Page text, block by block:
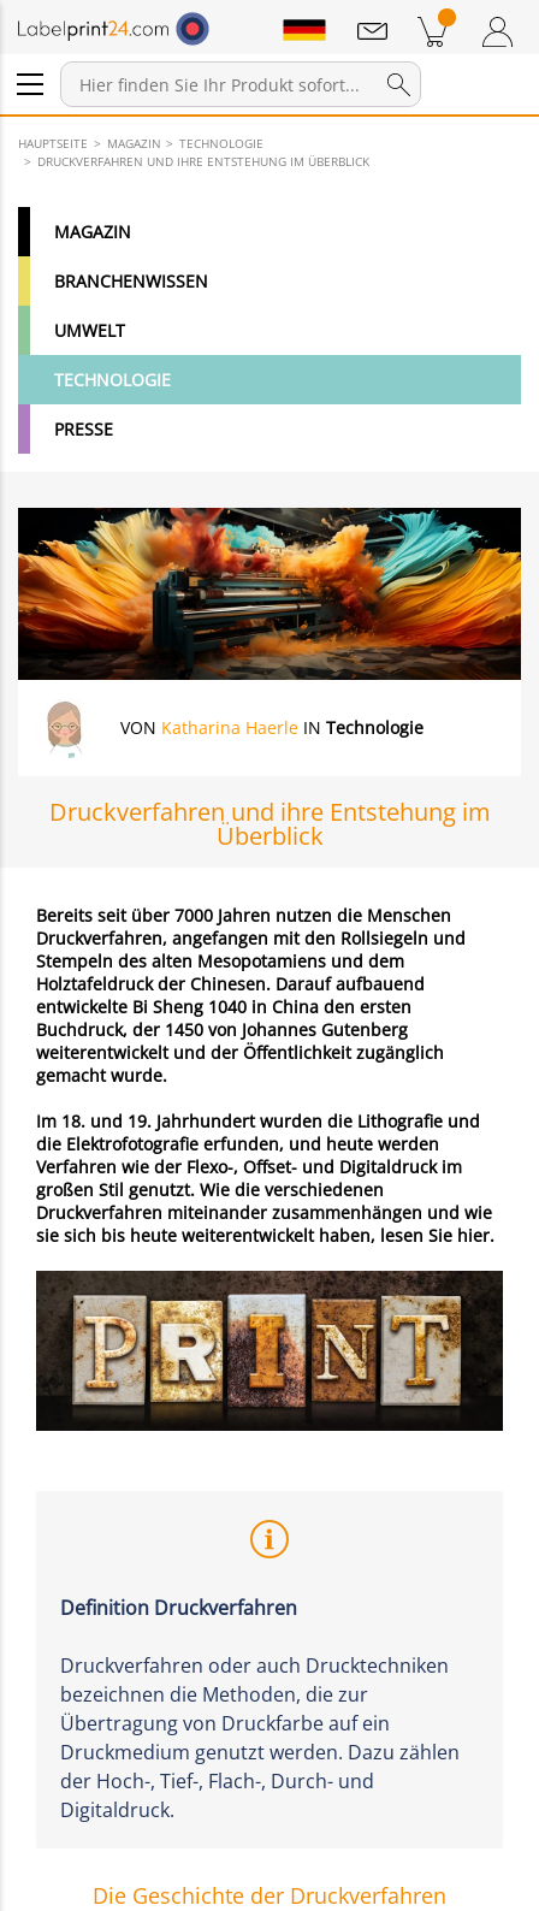
Anmelden / Registrieren
Warenkorb Zum Warenkorb
Mitteilungen
HAUPTSEITE MAGAZIN
TECHNOLOGIE
DRUCKVERFAHREN UND IHRE ENTSTEHUNG IM ÜBERBLICK
MAGAZIN
BRANCHENWISSEN
UMWELT
TECHNOLOGIE
PRESSE
VON Katharina Haerle IN Technologie
Druckverfahren und ihre Entstehung im
Überblick
Bereits seit über 7000 Jahren nutzen die Menschen
Druckverfahren, angefangen mit den Rollsiegeln und
Stempeln des alten Mesopotamiens und dem
Holztafeldruck der Chinesen. Darauf aufbauend
entwickelte Bi Sheng 1040 in China den ersten
Buchdruck, der 1450 von Johannes Gutenberg
weiterentwickelt und der Öffentlichkeit zugänglich
gemacht wurde.
Im 18. und 19. Jahrhundert wurden die Lithografie und
die Elektrofotografie erfunden, und heute werden
Verfahren wie der Flexo-, Offset- und Digitaldruck im
großen Stil genutzt. Wie die verschiedenen
Druckverfahren miteinander zusammenhängen und wie
sie sich bis heute weiterentwickelt haben, lesen Sie hier.
Definition Druckverfahren
Druckverfahren oder auch Drucktechniken
bezeichnen die Methoden, die zur
Übertragung von Druckfarbe auf ein
Druckmedium genutzt werden. Dazu zählen
der Hoch-, Tief-, Flach-, Durch- und
Digitaldruck.
Die Geschichte der Druckverfahren